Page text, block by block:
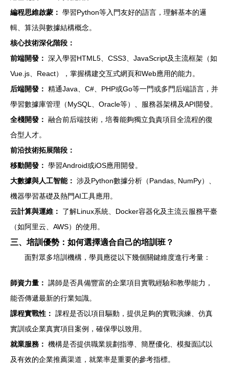
編程思維啟蒙： 學習Python等入門友好的語言，理解基本的邏
輯、算法與數據結構概念。
核心技術深化階段：
前端開發： 深入學習HTML5、CSS3、JavaScript及主流框架（如
Vue.js、React），掌握構建交互式網頁和Web應用的能力。
后端開發： 精通Java、C#、PHP或Go等一門或多門后端語言，并
學習數據庫管理（MySQL、Oracle等）、服務器架構及API開發。
全棧開發： 融合前后端技術，培養能夠獨立負責項目全流程的復
合型人才。
前沿技術拓展階段：
移動開發： 學習Android或iOS應用開發。
大數據與人工智能： 涉及Python數據分析（Pandas, NumPy）、
機器學習基礎及熱門AI工具應用。
云計算與運維：
了解Linux系統、Docker容器化及主流云服務平臺
（如阿里云、AWS）的使用。
三、培訓優勢：如何選擇適合自己的培訓班？
面對眾多培訓機構，學員應從以下幾個關鍵維度進行考量：
師資力量： 講師是否具備豐富的企業項目實戰經驗和教學能力，
能否傳遞最新的行業知識。
課程實戰性： 課程是否以項目驅動，提供足夠的實戰演練、仿真
實訓或企業真實項目案例，確保學以致用。
就業服務： 機構是否提供職業規劃指導、簡歷優化、模擬面試以
及有效的企業推薦渠道，就業率是重要的參考指標。